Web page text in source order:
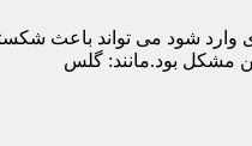
شود می تواند باعث
مشکل بود.مانند: گلس